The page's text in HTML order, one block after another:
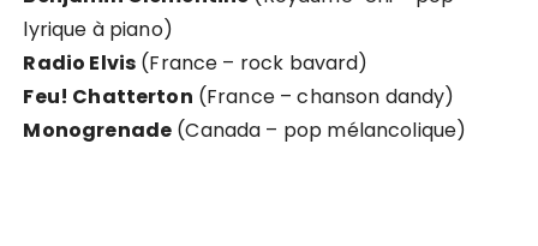
lyrique à piano)
Radio Elvis (France – rock bavard)
Feu! Chatterton (France – chanson dandy)
Monogrenade (Canada – pop mélancolique)